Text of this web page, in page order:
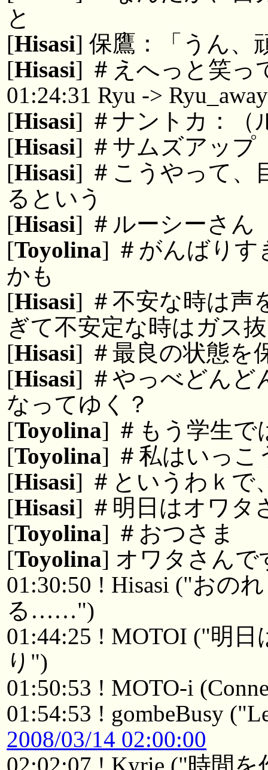
と
[Hisasi] 保鷹：「うん、
[Hisasi] ＃えへっと笑っ
01:24:31 Ryu -> Ryu_away
[Hisasi] ＃ナントカ：（
[Hisasi] ＃サムズアップ
[Hisasi] ＃こうやって、
るという
[Hisasi] ＃ルーシーさん
[Toyolina] ＃がんばりす
かも
[Hisasi] ＃不安な時は声
ぎて不安定な時はガス
[Hisasi] ＃最良の状態を
[Hisasi] ＃やっべどんど
なってゆく？
[Toyolina] ＃もう学生で
[Toyolina] ＃私はいっこ
[Hisasi] ＃というわｋで
[Hisasi] ＃明日はオワタ
[Toyolina] ＃おつさま
[Toyolina] オワタさんで
01:30:50 ! Hisasi ("おの
る……")
01:44:25 ! MOTOI ("明
り")
01:50:53 ! MOTO-i
01:54:53 ! gombeBusy
2008/03/14 02:00:00
02:02:07 ! Kyrie ("時間